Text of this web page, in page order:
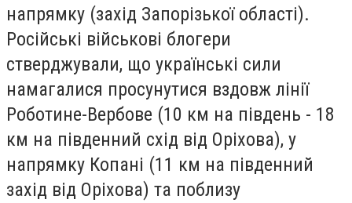
напрямку (захід Запорізької області).
Російські військові блогери
стверджували, що українські сили
намагалися просунутися вздовж лінії
Роботине-Вербове (10 км на південь - 18
км на південний схід від Оріхова), у
напрямку Копані (11 км на південний
захід від Оріхова) та поблизу